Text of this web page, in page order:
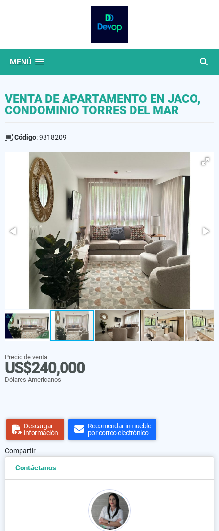
MENÚ
VENTA DE APARTAMENTO EN JACO,
CONDOMINIO TORRES DEL MAR
Código: 9818209
Precio de venta
US$240,000
Dólares Americanos
Descargar
información
Recomendar inmueble
por correo electrónico
Compartir
Contáctanos